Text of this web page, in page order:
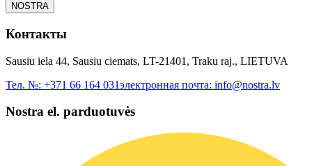
NOSTRA
Контакты
Sausiu iela 44, Sausiu ciemats, LT-21401, Traku raj., LIETUVA
Тел. №: +371 66 164 031электронная почта: info@nostra.lv
Nostra el. parduotuvės